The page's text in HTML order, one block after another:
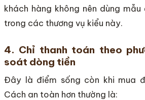
khách hàng không nên dùng
trong các thương vụ kiểu này.
4. Chỉ thanh toán theo
soát dòng tiền
Đây là điểm sống còn khi mua
Cách an toàn hơn thường là: